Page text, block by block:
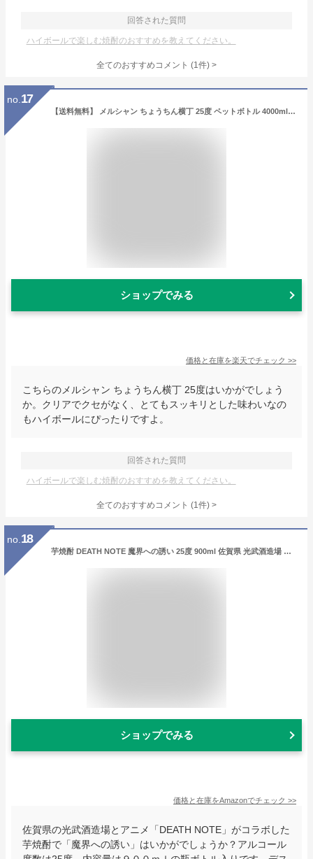
回答された質問
ハイボールで楽しむ焼酎のおすすめを教えてください。
全てのおすすめコメント (1件) >
no. 17
【送料無料】 メルシャン ちょうちん横丁 25度 ペットボトル 4000ml （4L） 4本 1ケース 甲類焼酎 包装不可 他商品と同梱不可 クール便不可
ショップでみる
価格と在庫を楽天でチェック >>
こちらのメルシャン ちょうちん横丁 25度はいかがでしょう
か。クリアでクセがなく、とてもスッキリとした味わいなの
もハイボールにぴったりですよ。
回答された質問
ハイボールで楽しむ焼酎のおすすめを教えてください。
全てのおすすめコメント (1件) >
no. 18
芋焼酎 DEATH NOTE 魔界への誘い 25度 900ml 佐賀県 光武酒造場 デスノート リューク キラ L 死神 リンゴ ジャンプ ハイボール 炭酸割り
ショップでみる
価格と在庫をAmazonでチェック >>
佐賀県の光武酒造場とアニメ「DEATH NOTE」がコラボした
芋焼酎で「魔界への誘い」はいかがでしょうか？アルコール